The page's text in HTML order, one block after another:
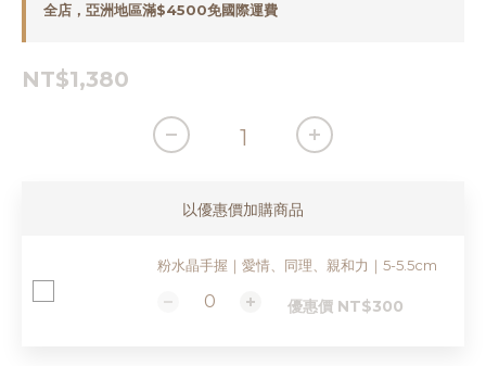
全店，亞洲地區滿$4500免國際運費
NT$1,380
以優惠價加購商品
粉水晶手握｜愛情、同理、親和力｜5-5.5cm
優惠價 NT$300